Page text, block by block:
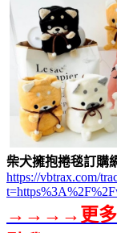
柴犬擁抱捲毯訂購
https://vbtrax.com/
→→→→更多